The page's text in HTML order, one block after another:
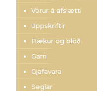
Vörur á afslætti
Uppskriftir
Bækur og blöð
Garn
Gjafavara
Seglar